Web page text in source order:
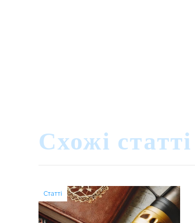
Схожі статті
Статті